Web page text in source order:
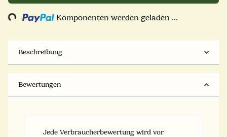
Komponenten werden geladen ...
Beschreibung
Bewertungen
Jede Verbraucherbewertung wird vor